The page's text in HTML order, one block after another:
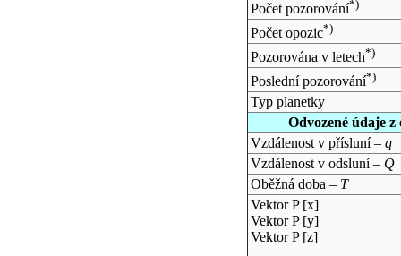
Počet pozorování*)
Počet opozic*)
Pozorována v letech*)
Poslední pozorování*)
Typ planetky
Odvozené údaje
Vzdálenost v přísluní – q
Vzdálenost v odsluní – Q
Oběžná doba – T
Vektor P [x]
Vektor P [y]
Vektor P [z]